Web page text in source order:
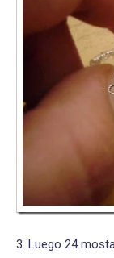
3. Luego 24